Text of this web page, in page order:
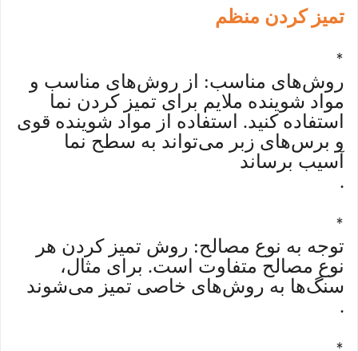
تمیز کردن منظم
*
روش‌های مناسب: از روش‌های مناسب و
مواد شوینده ملایم برای تمیز کردن نما
استفاده کنید. استفاده از مواد شوینده قوی
و برس‌های زبر می‌تواند به سطح نما
آسیب برساند
.
*
توجه به نوع مصالح: روش تمیز کردن هر
نوع مصالح متفاوت است. برای مثال،
سنگ‌ها به روش‌های خاصی تمیز می‌شوند
.